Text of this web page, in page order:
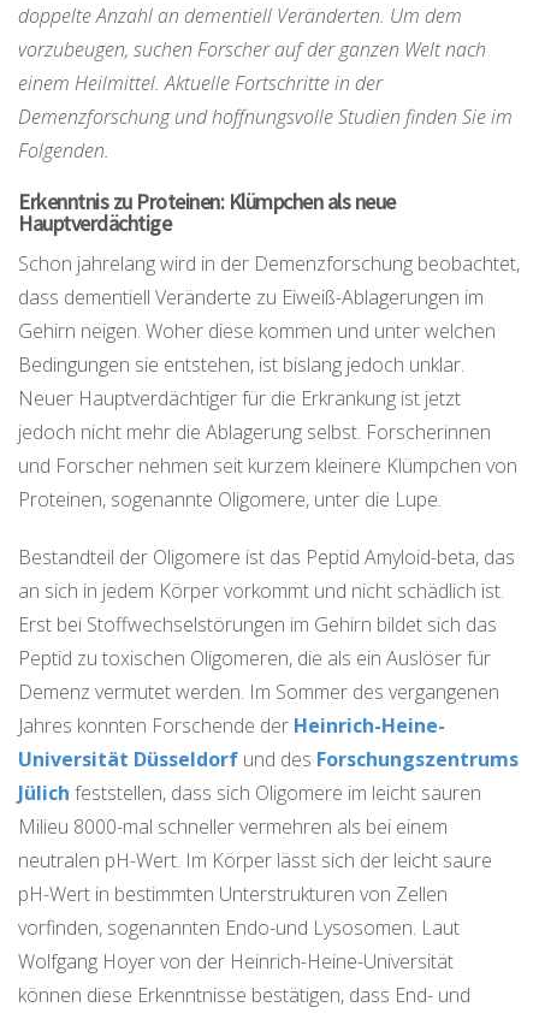
doppelte Anzahl an dementiell Veränderten. Um dem
vorzubeugen, suchen Forscher auf der ganzen Welt nach
einem Heilmittel. Aktuelle Fortschritte in der
Demenzforschung und hoffnungsvolle Studien finden Sie im
Folgenden.
Erkenntnis zu Proteinen: Klümpchen als neue
Hauptverdächtige
Schon jahrelang wird in der Demenzforschung beobachtet,
dass dementiell Veränderte zu Eiweiß-Ablagerungen im
Gehirn neigen. Woher diese kommen und unter welchen
Bedingungen sie entstehen, ist bislang jedoch unklar.
Neuer Hauptverdächtiger für die Erkrankung ist jetzt
jedoch nicht mehr die Ablagerung selbst. Forscherinnen
und Forscher nehmen seit kurzem kleinere Klümpchen von
Proteinen, sogenannte Oligomere, unter die Lupe.
Bestandteil der Oligomere ist das Peptid Amyloid-beta, das
an sich in jedem Körper vorkommt und nicht schädlich ist.
Erst bei Stoffwechselstörungen im Gehirn bildet sich das
Peptid zu toxischen Oligomeren, die als ein Auslöser für
Demenz vermutet werden. Im Sommer des vergangenen
Jahres konnten Forschende der Heinrich-Heine-
Universität Düsseldorf und des Forschungszentrums
Jülich feststellen, dass sich Oligomere im leicht sauren
Milieu 8000-mal schneller vermehren als bei einem
neutralen pH-Wert. Im Körper lässt sich der leicht saure
pH-Wert in bestimmten Unterstrukturen von Zellen
vorfinden, sogenannten Endo-und Lysosomen. Laut
Wolfgang Hoyer von der Heinrich-Heine-Universität
können diese Erkenntnisse bestätigen, dass End- und